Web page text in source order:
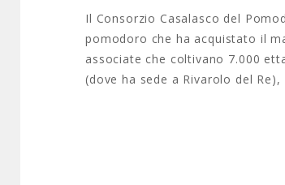
Il Consorzio Casalasco del
pomodoro che ha acquistato il
associate che coltivano 7.000
(dove ha sede a Rivarolo del